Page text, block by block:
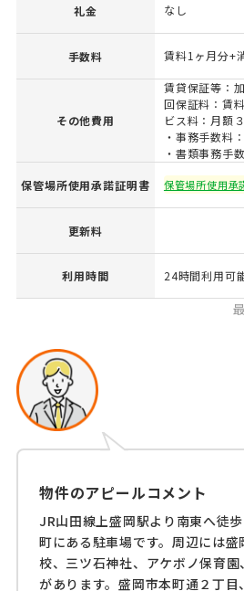
礼金 なし
手数料 賃料1ヶ月分+
その他費用
賃貸保証等：
回保証料：賃
ビス料：月額
・事務手数料
・書類事務手
保管場所使用承諾証明書 保管場所使用承
更新料
利用時間 24時間利用可
物件のアピールコメント
JR山田線上盛岡駅より南東へ徒
町にある駐車場です。周辺には盛
校、三ツ石神社、アケボノ保育
があります。盛岡市本町通２丁目